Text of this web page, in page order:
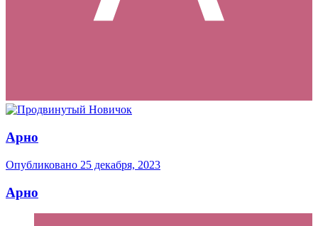
Арно
Опубликовано 25 декабря, 2023
Арно